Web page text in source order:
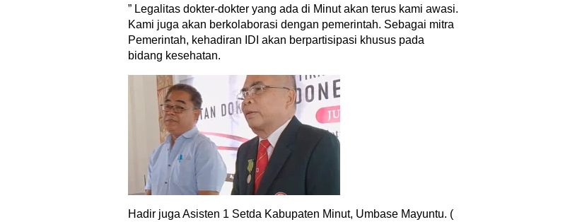
” Legalitas dokter-dokter yang ada di Minut akan terus kami awasi.
Kami juga akan berkolaborasi dengan pemerintah. Sebagai mitra
Pemerintah, kehadiran IDI akan berpartisipasi khusus pada
bidang kesehatan.
Hadir juga Asisten 1 Setda Kabupaten Minut, Umbase Mayuntu. (